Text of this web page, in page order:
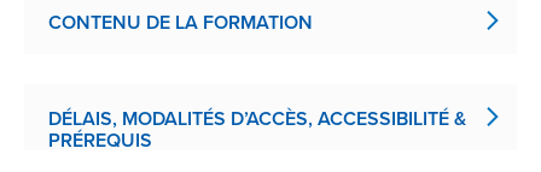
CONTENU DE LA FORMATION
DÉLAIS, MODALITÉS D’ACCÈS, ACCESSIBILITÉ &
PRÉREQUIS